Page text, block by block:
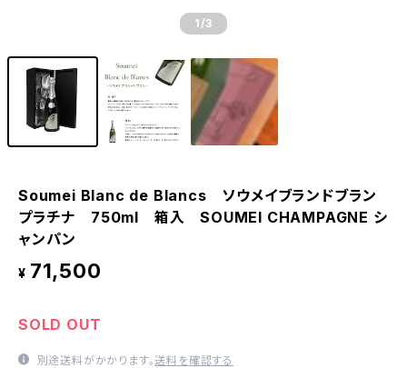
1 /3
Soumei Blanc de Blancs ソウメイブランドブラン
プラチナ 750ml 箱入 SOUMEI CHAMPAGNE シ
ャンパン
¥ 71,500
SOLD OUT
別途送料がかかります。送料を確認する